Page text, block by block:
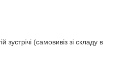
зустрічі (самовивіз зі складу в